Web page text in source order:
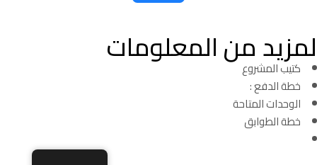
لمزيد من المعلومات
كتيب المشروع
خطة الدفع :
الوحدات المتاحة
خطة الطوابق